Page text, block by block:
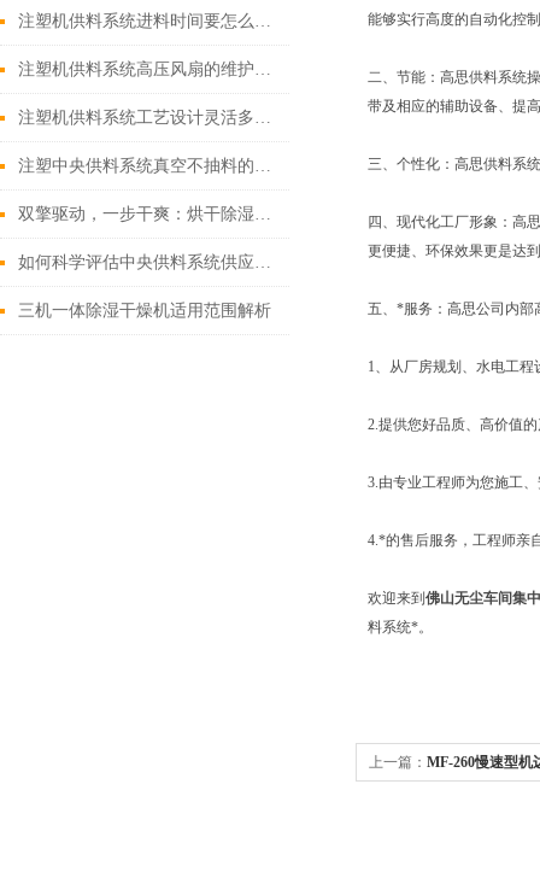
注塑机供料系统进料时间要怎么设定？
注塑机供料系统高压风扇的维护你会做吗？
注塑机供料系统工艺设计灵活多样，高效节能
注塑中央供料系统真空不抽料的原因分析与解决
双擎驱动，一步干爽：烘干除湿一体机，高效能干燥的集成解决方案
如何科学评估中央供料系统供应商与工程实施能力？
三机一体除湿干燥机适用范围解析
能够实行高度的自动化控
二、节能：高思供料系统
带及相应的辅助设备、提
三、个性化：高思供料系
四、现代化工厂形象：高
更便捷、环保效果更是达
五、*服务：高思公司内
1、从厂房规划、水电工
2.提供您好品质、高价值
3.由专业工程师为您施工
4.*的售后服务，工程师亲
欢迎来到 佛山无尘车间集
料系统*。
上一篇： MF-260慢速型机